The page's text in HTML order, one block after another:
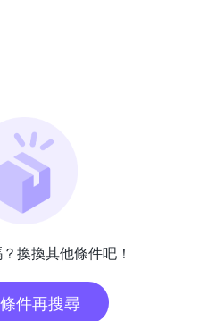
換換其他條件吧！
件再搜尋